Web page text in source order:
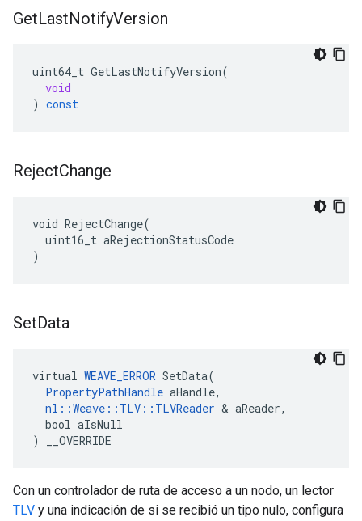
GetLastNotifyVersion
uint64_t GetLastNotifyVersion(
void
) const
RejectChange
void RejectChange(
  uint16_t aRejectionStatusCode
)
SetData
virtual WEAVE_ERROR SetData(
PropertyPathHandle aHandle,
nl::Weave::TLV::TLVReader & aReader,
  bool aIsNull
) __OVERRIDE
Con un controlador de ruta de acceso a un nodo, un lector
TLV y una indicación de si se recibió un tipo nulo, configura